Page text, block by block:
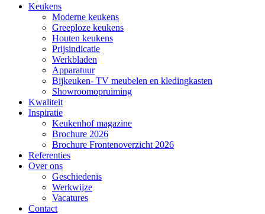
Keukens
Moderne keukens
Greeploze keukens
Houten keukens
Prijsindicatie
Werkbladen
Apparatuur
Bijkeuken- TV meubelen en kledingkasten
Showroomopruiming
Kwaliteit
Inspiratie
Keukenhof magazine
Brochure 2026
Brochure Frontenoverzicht 2026
Referenties
Over ons
Geschiedenis
Werkwijze
Vacatures
Contact